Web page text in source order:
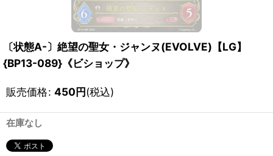
〔状態A-〕絶望の聖女・ジャンヌ(EVOLVE)【LG】
{BP13-089}《ビショップ》
販売価格: 450円(税込)
在庫なし